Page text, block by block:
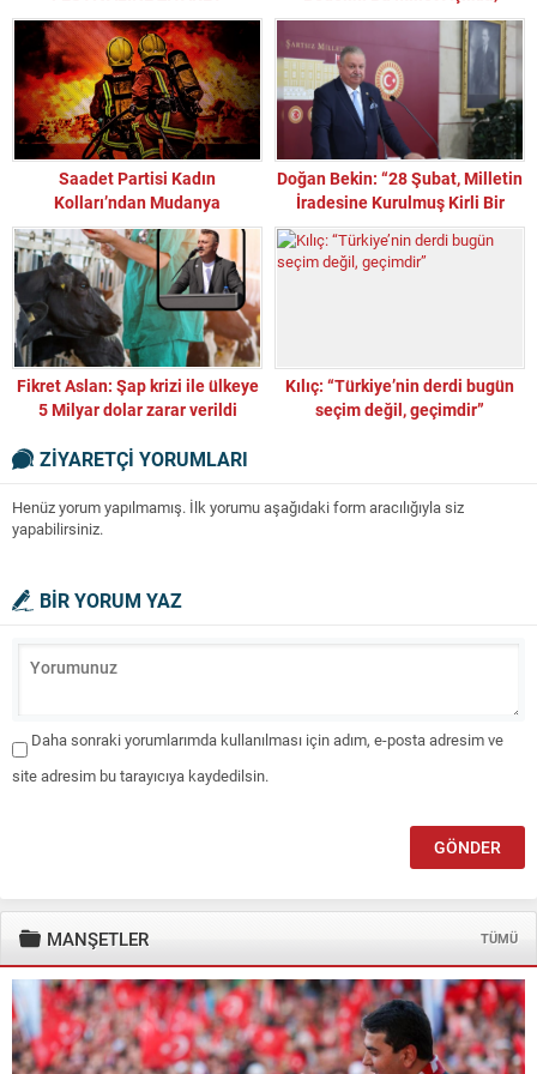
Yoksullukla ve Umutsuzlukla
Saadet Partisi Kadın
Kolları’ndan Mudanya
İtfaiyesi’ne Anlamlı Ziyaret
Doğan Bekin: “28 Şubat, Milletin
İradesine Kurulmuş Kirli Bir
Tuzaktı”
Fikret Aslan: Şap krizi ile ülkeye
5 Milyar dolar zarar verildi
Kılıç: “Türkiye’nin derdi bugün
seçim değil, geçimdir”
ZİYARETÇİ YORUMLARI
Henüz yorum yapılmamış. İlk yorumu aşağıdaki form aracılığıyla siz
yapabilirsiniz.
BİR YORUM YAZ
Daha sonraki yorumlarımda kullanılması için adım, e-posta adresim ve
site adresim bu tarayıcıya kaydedilsin.
MANŞETLER TÜMÜ